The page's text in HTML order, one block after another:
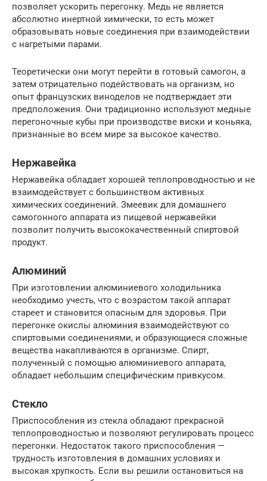
позволяет ускорить перегонку. Медь не является
абсолютно инертной химически, то есть может
образовывать новые соединения при взаимодействии
с нагретыми парами.
Теоретически они могут перейти в готовый самогон, а
затем отрицательно подействовать на организм, но
опыт французских виноделов не подтверждает эти
предположения. Они традиционно используют медные
перегоночные кубы при производстве виски и коньяка,
признанные во всем мире за высокое качество.
Нержавейка
Нержавейка обладает хорошей теплопроводностью и не
взаимодействует с большинством активных
химических соединений. Змеевик для домашнего
самогонного аппарата из пищевой нержавейки
позволит получить высококачественный спиртовой
продукт.
Алюминий
При изготовлении алюминиевого холодильника
необходимо учесть, что с возрастом такой аппарат
стареет и становится опасным для здоровья. При
перегонке окислы алюминия взаимодействуют со
спиртовыми соединениями, и образующиеся сложные
вещества накапливаются в организме. Спирт,
полученный с помощью алюминиевого аппарата,
обладает небольшим специфическим привкусом.
Стекло
Приспособления из стекла обладают прекрасной
теплопроводностью и позволяют регулировать процесс
перегонки. Недостаток такого приспособления —
трудность изготовления в домашних условиях и
высокая хрупкость. Если вы решили остановиться на